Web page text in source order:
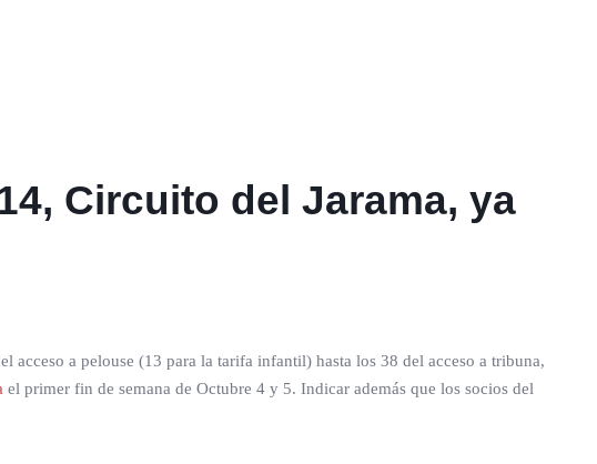
Circuito del Jarama, ya
acceso a pelouse (13 para la tarifa infantil) hasta los 38 del acceso a tribuna,
el primer fin de semana de Octubre 4 y 5. Indicar además que los socios del